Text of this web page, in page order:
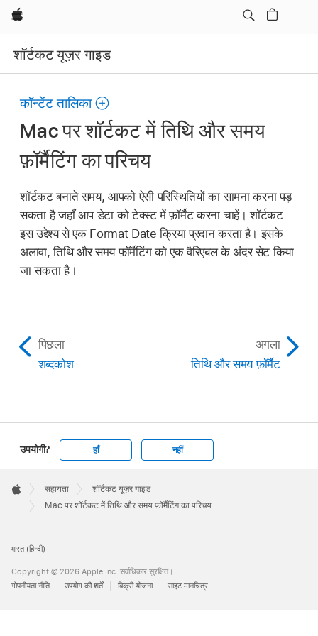
Apple
शॉर्टकट यूज़र गाइड
कॉन्टेंट तालिका
Mac पर शॉर्टकट में तिथि और समय
फ़ॉर्मैटिंग का परिचय
शॉर्टकट बनाते समय, आपको ऐसी परिस्थितियों का सामना करना पड़
सकता है जहाँ आप डेटा को टेक्स्ट में फ़ॉर्मैट करना चाहें। शॉर्टकट
इस उद्देश्य से एक Format Date क्रिया प्रदान करता है। इसके
अलावा, तिथि और समय फ़ॉर्मैटिंग को एक वैरिएबल के अंदर सेट किया
जा सकता है।
पिछला
शब्दकोश
अगला
तिथि और समय फ़ॉर्मैट
उपयोगी? हाँ नहीं
Footer

Apple
सहायता
शॉर्टकट यूज़र गाइड
Mac पर शॉर्टकट में तिथि और समय फ़ॉर्मैटिंग का परिचय
भारत (हिन्दी)
Copyright © 2026 Apple Inc. सर्वाधिकार सुरक्षित।
गोपनीयता नीति
उपयोग की शर्तें बिक्री योजना साइट मानचित्र